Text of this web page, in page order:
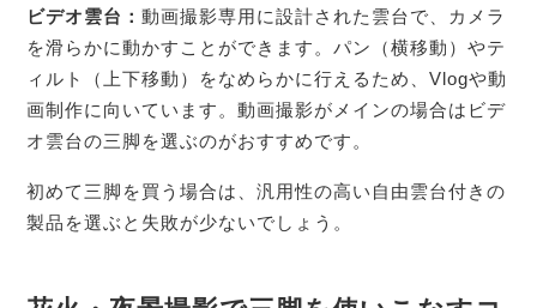
ビデオ雲台：動画撮影専用に設計された雲台で、カメラ
を滑らかに動かすことができます。パン（横移動）やテ
ィルト（上下移動）をなめらかに行えるため、Vlogや動
画制作に向いています。動画撮影がメインの場合はビデ
オ雲台の三脚を選ぶのがおすすめです。
初めて三脚を買う場合は、汎用性の高い自由雲台付きの
製品を選ぶと失敗が少ないでしょう。